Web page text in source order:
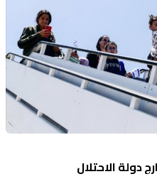
دولة الاحتلال